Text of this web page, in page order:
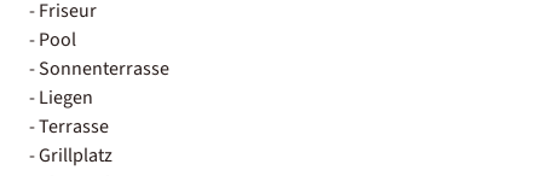
- Friseur
- Pool
- Sonnenterrasse
- Liegen
- Terrasse
- Grillplatz